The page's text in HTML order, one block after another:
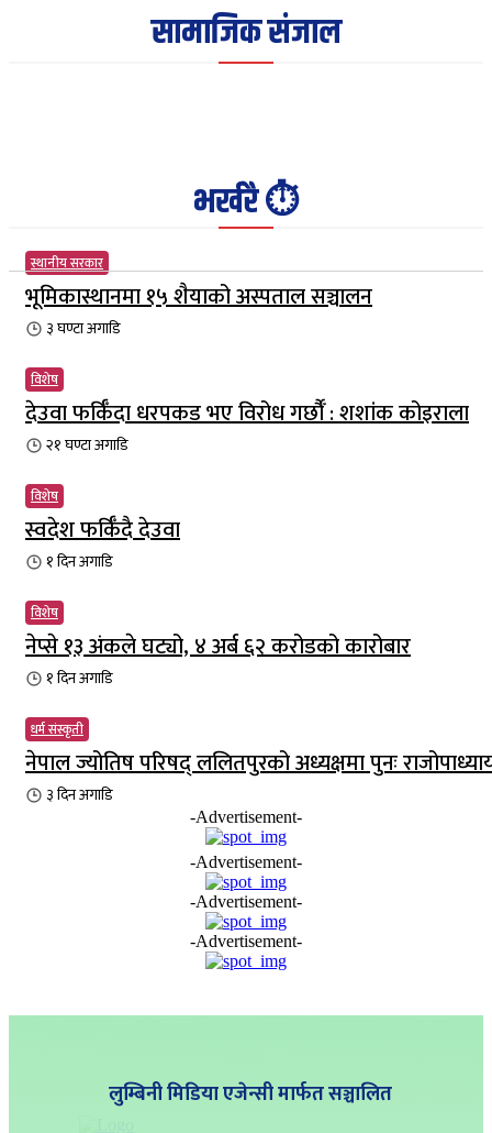
सामाजिक संजाल
भर्खरै ⏱️
स्थानीय सरकार
भूमिकास्थानमा १५ शैयाको अस्पताल सञ्चालन
३ घण्टाअगाडि
विशेष
देउवा फर्किँदा धरपकड भए विरोध गर्छौँं : शशांक कोइराला
२१ घण्टाअगाडि
विशेष
स्वदेश फर्किँदै देउवा
१ दिनअगाडि
विशेष
नेप्से १३ अंकले घट्यो, ४ अर्ब ६२ करोडको कारोबार
१ दिनअगाडि
धर्म संस्कृती
नेपाल ज्योतिष परिषद् ललितपुरको अध्यक्षमा पुनः
३ दिनअगाडि
-Advertisement-
-Advertisement-
-Advertisement-
-Advertisement-
लुम्बिनी मिडिया एजेन्सी मार्फत सञ्चालित